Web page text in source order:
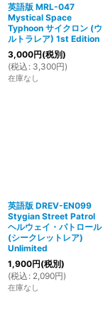
英語版 MRL-047
Mystical Space
Typhoon サイクロン (ウ
ルトラレア) 1st Edition
3,000円(税別)
(税込 : 3,300円)
在庫なし
英語版 DREV-EN099
Stygian Street Patrol
ヘルウェイ・パトロール
(シークレットレア)
Unlimited
1,900円(税別)
(税込 : 2,090円)
在庫なし